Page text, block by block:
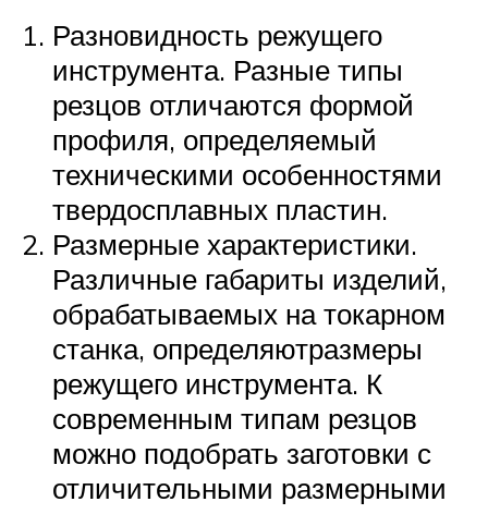
Разновидность режущего
инструмента. Разные типы
резцов отличаются формой
профиля, определяемый
техническими особенностями
твердосплавных пластин.
Размерные характеристики.
Различные габариты изделий,
обрабатываемых на токарном
станка, определяютразмеры
режущего инструмента. К
современным типам резцов
можно подобрать заготовки с
отличительными размерными